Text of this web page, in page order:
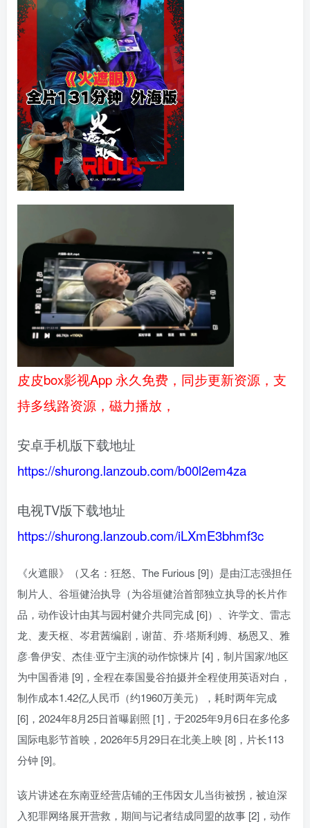
皮皮box影视App 永久免费，同步更新资源，支
持多线路资源，磁力播放，
安卓手机版下载地址
https://shurong.lanzoub.com/b00l2em4za
电视TV版下载地址
https://shurong.lanzoub.com/iLXmE3bhmf3c
《火遮眼》（又名：狂怒、The Furious [9]）是由江志强担任
制片人、谷垣健治执导（为谷垣健治首部独立执导的长片作
品，动作设计由其与园村健介共同完成 [6]）、许学文、雷志
龙、麦天枢、岑君茜编剧，谢苗、乔·塔斯利姆、杨恩又、雅
彦·鲁伊安、杰佳·亚宁主演的动作惊悚片 [4]，制片国家/地区
为中国香港 [9]，全程在泰国曼谷拍摄并全程使用英语对白，
制作成本1.42亿人民币（约1960万美元），耗时两年完成
[6]，2024年8月25日首曝剧照 [1]，于2025年9月6日在多伦多
国际电影节首映，2026年5月29日在北美上映 [8]，片长113
分钟 [9]。
该片讲述在东南亚经营店铺的王伟因女儿当街被拐，被迫深
入犯罪网络展开营救，期间与记者结成同盟的故事 [2]，动作